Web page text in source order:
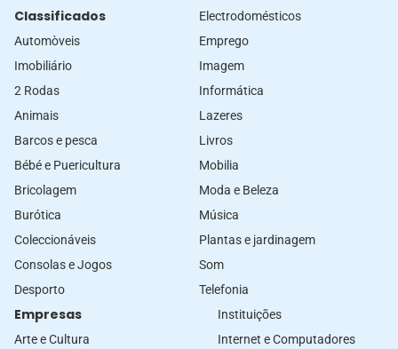
Classificados
Automòveis
Imobiliário
2 Rodas
Animais
Barcos e pesca
Bébé e Puericultura
Bricolagem
Burótica
Coleccionáveis
Consolas e Jogos
Desporto
Electrodomésticos
Emprego
Imagem
Informática
Lazeres
Livros
Mobilia
Moda e Beleza
Música
Plantas e jardinagem
Som
Telefonia
Empresas
Arte e Cultura
Instituições
Internet e Computadores